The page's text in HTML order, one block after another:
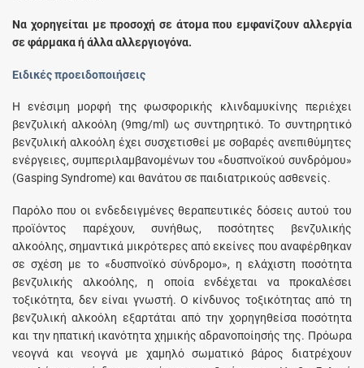
Να χορηγείται με προσοχή σε άτομα που εμφανίζουν αλλεργία
σε φάρμακα ή άλλα αλλεργιογόνα.
Ειδικές προειδοποιήσεις
Η ενέσιμη μορφή της φωσφορικής κλινδαμυκίνης περιέχει
βενζυλική αλκοόλη (9mg/ml) ως συντηρητικό. Το συντηρητικό
βενζυλική αλκοόλη έχει συσχετισθεί με σοβαρές ανεπιθύμητες
ενέργειες, συμπεριλαμβανομένων του «δυσπνοϊκού συνδρόμου»
(Gasping Syndrome) και θανάτου σε παιδιατρικούς ασθενείς.
Παρόλο που οι ενδεδειγμένες θεραπευτικές δόσεις αυτού του
προϊόντος παρέχουν, συνήθως, ποσότητες βενζυλικής
αλκοόλης, σημαντικά μικρότερες από εκείνες που αναφέρθηκαν
σε σχέση με το «δυσπνοϊκό σύνδρομο», η ελάχιστη ποσότητα
βενζυλικής αλκοόλης, η οποία ενδέχεται να προκαλέσει
τοξικότητα, δεν είναι γνωστή. Ο κίνδυνος τοξικότητας από τη
βενζυλική αλκοόλη εξαρτάται από την χορηγηθείσα ποσότητα
και την ηπατική ικανότητα χημικής αδρανοποίησής της. Πρόωρα
νεογνά και νεογνά με χαμηλό σωματικό βάρος διατρέχουν